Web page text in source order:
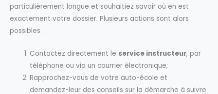
particulièrement longue et souhaitiez savoir où en est
exactement votre dossier. Plusieurs actions sont alors
possibles :
Contactez directement le service instructeur, par
téléphone ou via un courrier électronique;
Rapprochez-vous de votre auto-école et
demandez-leur des conseils sur la démarche à suivre